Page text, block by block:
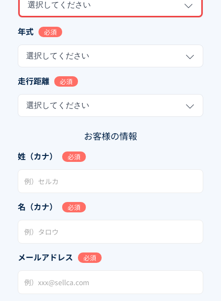
選択してください
年式 必須
選択してください
走行距離 必須
選択してください
お客様の情報
姓（カナ） 必須
名（カナ） 必須
メールアドレス 必須